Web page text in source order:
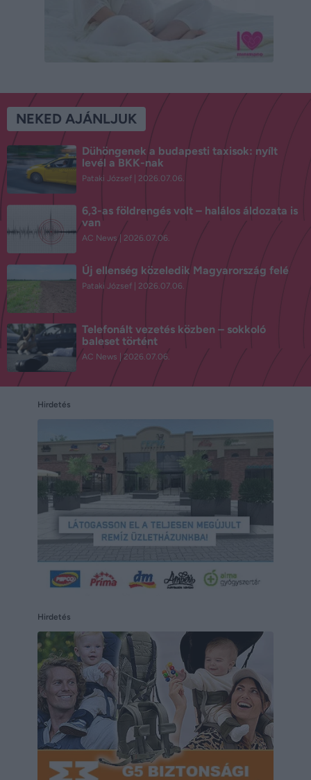
NEKED AJÁNLJUK
Dühöngenek a budapesti taxisok: nyílt
levél a BKK-nak
Pataki József 2026.07.06.
6,3-as földrengés volt – halálos áldozata is
van
AC News 2026.07.06.
Új ellenség közeledik Magyarország felé
Pataki József 2026.07.06.
Telefonált vezetés közben – sokkoló
baleset történt
AC News 2026.07.06.
Hirdetés
Hirdetés